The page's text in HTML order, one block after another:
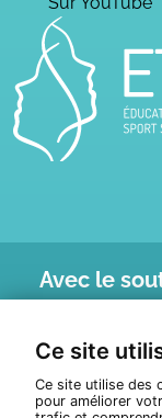
Ce site
Ce site utilise des
pour améliorer
Avec le